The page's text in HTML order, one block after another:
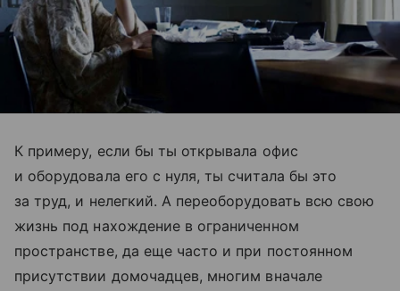
К примеру, если бы ты открывала офис
и оборудовала его с нуля, ты считала бы это
за труд, и нелегкий. А переоборудовать всю свою
жизнь под нахождение в ограниченном
пространстве, да еще часто и при постоянном
присутствии домочадцев, многим вначале